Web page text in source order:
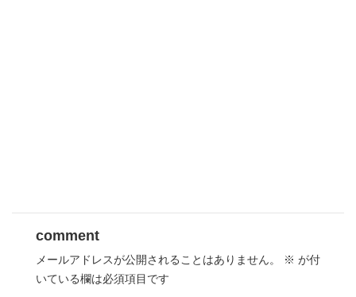
comment
メールアドレスが公開されることはありません。 ※ が付
いている欄は必須項目です